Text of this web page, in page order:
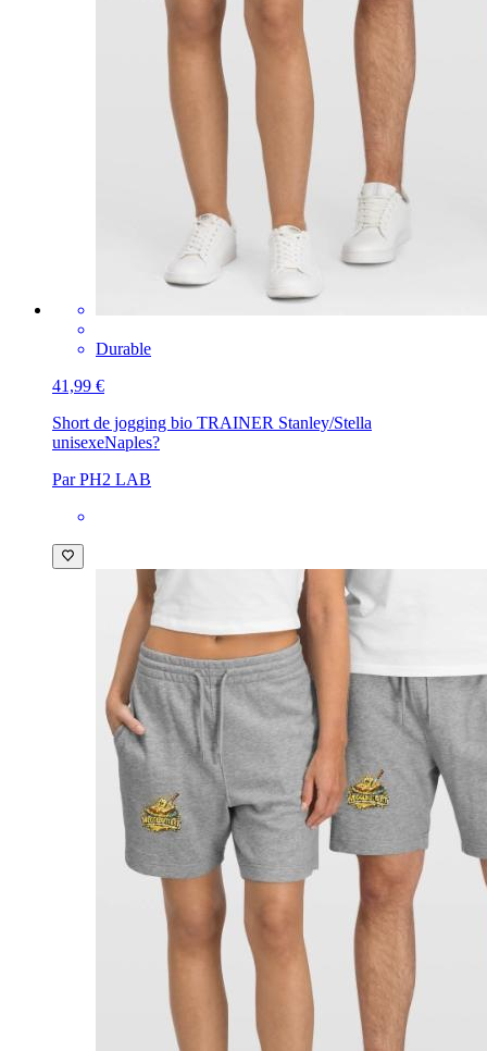
Durable
41,99 €
Short de jogging bio TRAINER Stanley/Stella
unisexeNaples?
Par PH2 LAB